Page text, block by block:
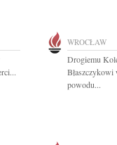
WROCŁAW
Drogiemu
Błaszczykowi
powodu...